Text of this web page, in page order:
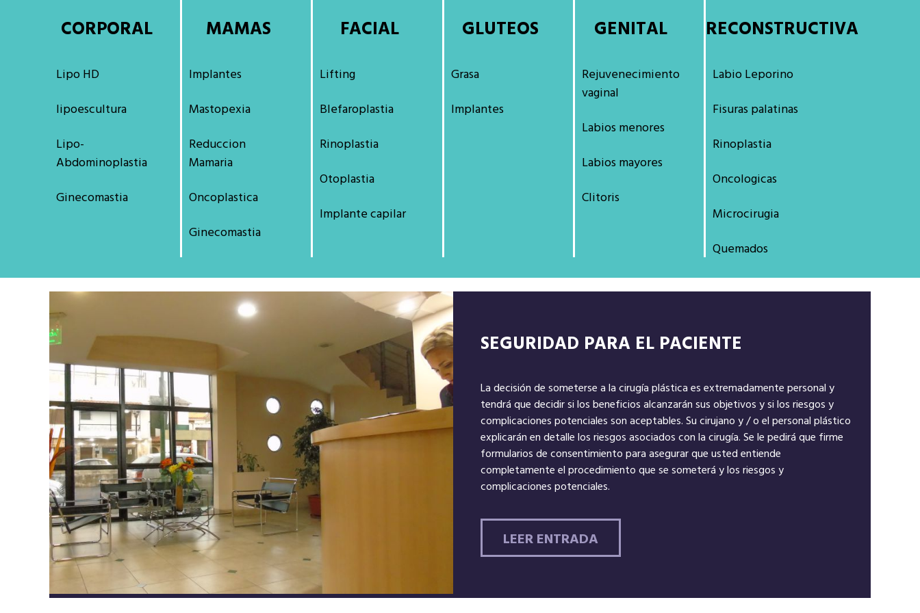
CORPORAL
Lipo HD
lipoescultura
Lipo-
Abdominoplastia
Ginecomastia
MAMAS
Implantes
Mastopexia
Reduccion
Mamaria
Oncoplastica
Ginecomastia
FACIAL
Lifting
Blefaroplastia
Rinoplastia
Otoplastia
Implante capilar
GLUTEOS
Grasa
Implantes
GENITAL
Rejuvenecimiento
vaginal
Labios menores
Labios mayores
Clitoris
RECONSTRUCTIVA
Labio Leporino
Fisuras palatinas
Rinoplastia
Oncologicas
Microcirugia
Quemados
SEGURIDAD PARA EL PACIENTE
La decisión de someterse a la cirugía plástica es extremadamente personal y
tendrá que decidir si los beneficios alcanzarán sus objetivos y si los riesgos y
complicaciones potenciales son aceptables. Su cirujano y / o el personal plástico
explicarán en detalle los riesgos asociados con la cirugía. Se le pedirá que firme
formularios de consentimiento para asegurar que usted entiende
completamente el procedimiento que se someterá y los riesgos y
complicaciones potenciales.
LEER ENTRADA